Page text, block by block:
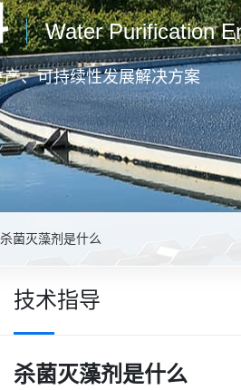
Water Purification
产、可持续性发展解决方案
杀菌灭藻剂是什么
技术指导
杀菌灭藻剂是什么